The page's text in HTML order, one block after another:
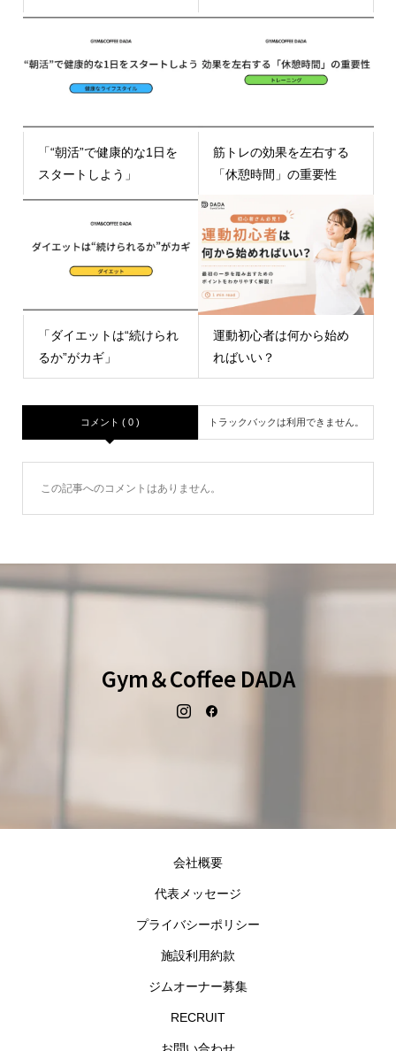
「“朝活”で健康的な1日を
スタートしよう」
筋トレの効果を左右する
「休憩時間」の重要性
「ダイエットは“続けられ
るか”がカギ」
運動初心者は何から始め
ればいい？
コメント ( 0 ) トラックバックは利用できません。
この記事へのコメントはありません。
Gym＆Coffee DADA
会社概要
代表メッセージ
プライバシーポリシー
施設利用約款
ジムオーナー募集
RECRUIT